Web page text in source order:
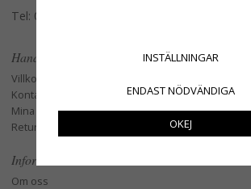
Tel: 079-3495968
Handla
Villkor
Kontakta oss
Mina favoriter
Retur och Reklamation
Information
Om oss
INSTÄLLNINGAR
ENDAST NÖDVÄNDIGA
OKEJ